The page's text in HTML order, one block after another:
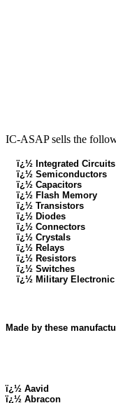
IC-ASAP sells the
ï¿½ Integrated Circuits
ï¿½ Semiconductors
ï¿½ Capacitors
ï¿½ Flash Memory
ï¿½ Transistors
ï¿½ Diodes
ï¿½ Connectors
ï¿½ Crystals
ï¿½ Relays
ï¿½ Resistors
ï¿½ Switches
ï¿½ Military Electronic
Made by these
ï¿½ Aavid
ï¿½ Abracon